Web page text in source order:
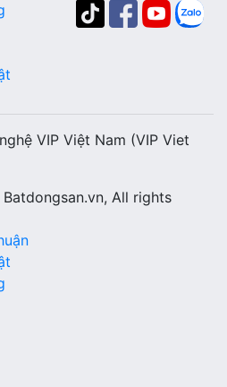
VIP Việt Nam (VIP Viet
All rights